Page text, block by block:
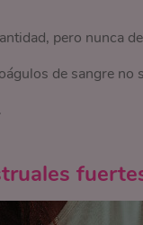
pero nunca
de sangre